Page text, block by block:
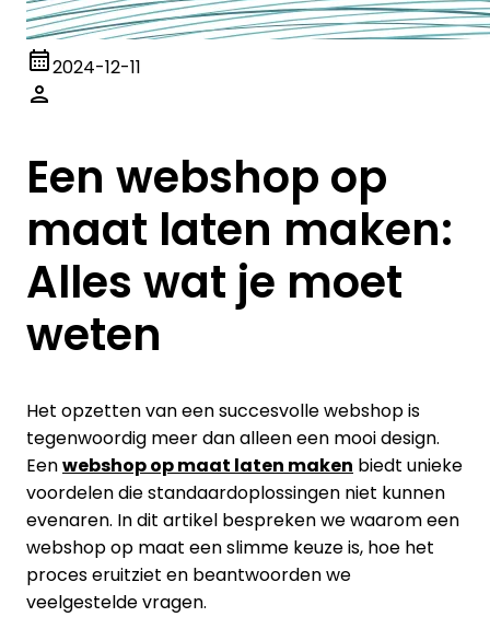
2024-12-11
Een webshop op
maat laten maken:
Alles wat je moet
weten
Het opzetten van een succesvolle webshop is
tegenwoordig meer dan alleen een mooi design.
Eenwebshop op maat laten maken biedt unieke
voordelen die standaardoplossingen niet kunnen
evenaren. In dit artikel bespreken we waarom een
webshop op maat een slimme keuze is, hoe het
proces eruitziet en beantwoorden we
veelgestelde vragen.